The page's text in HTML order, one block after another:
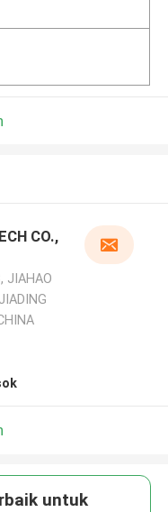
CO.,
JIAHAO
untuk